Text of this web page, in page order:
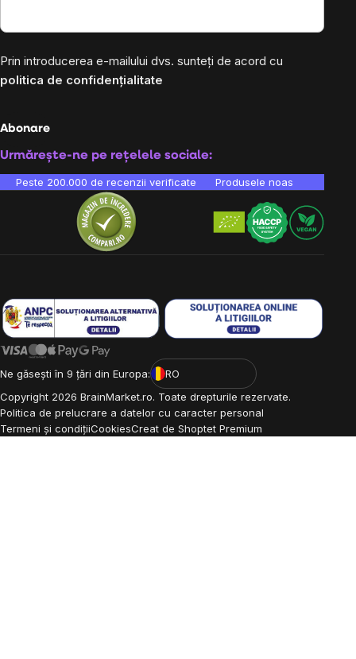
Prin introducerea e-mailului dvs. sunteți de acord cu
politica de confidențialitate
Abonare
Urmărește-ne pe rețelele sociale:
Peste 200.000 de recenzii verificate Produsele noastre sunt
Ne găsești în 9 țări din Europa:
RO
Copyright 2026 BrainMarket.ro. Toate drepturile rezervate.
Politica de prelucrare a datelor cu caracter personal
Termeni și condițiiCookiesCreat de Shoptet Premium